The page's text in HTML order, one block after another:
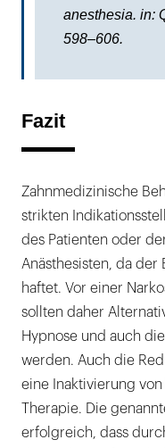
anesthesia. in:
598–606.
Fazit
Zahnmedizinische
strikten
des Patienten oder
Anästhesisten, da
haftet. Vor einer
sollten daher
Hypnose und auch
werden. Auch die
eine Inaktivierung
Therapie. Die
erfolgreich, dass